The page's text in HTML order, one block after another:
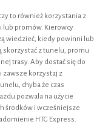
to również korzystania z
lub promów. Kierowcy
wiedzieć, kiedy powinni lub
skorzystać z tunelu, promu
trasy. Aby dostać się do
zawsze korzystaj z
chyba że czas
pozwala na użycie
środków i wcześniejsze
HTG Express.